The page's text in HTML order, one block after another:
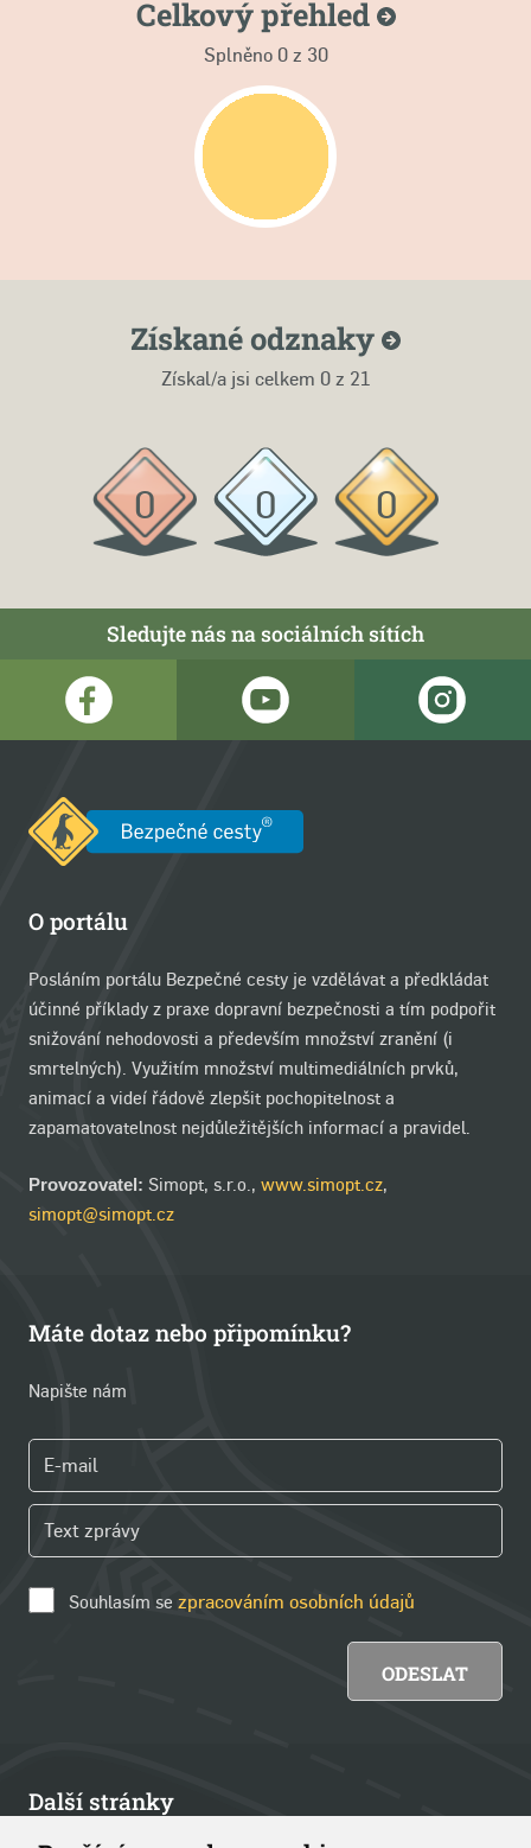
Celkovýpřehled
Splněno 0z 30
Získané odznaky
Získal/a jsi celkem 0z 21
0 0 0
Sledujte nás na sociálních sítích
O portálu
Posláním portálu Bezpečné cesty je vzdělávat a předkládat
účinné příklady z praxe dopravní bezpečnosti a tím podpořit
snižování nehodovosti a především množství zranění (i
smrtelných). Využitím množství multimediálních prvků,
animací a videí řádově zlepšit pochopitelnost a
zapamatovatelnost nejdůležitějších informací a pravidel.
Provozovatel: Simopt, s.r.o., www.simopt.cz,
simopt@simopt.cz
Máte dotaz nebo připomínku?
Napište nám
Souhlasím se zpracováním osobních údajů
Další stránky